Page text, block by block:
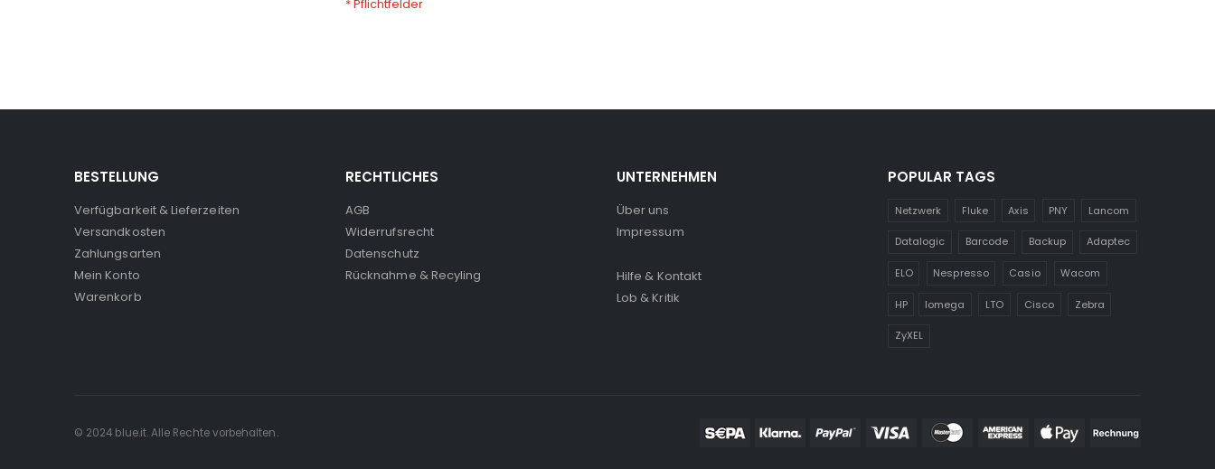
BESTELLUNG
Verfügbarkeit & Lieferzeiten
Versandkosten
Zahlungsarten
Mein Konto
Warenkorb
RECHTLICHES
AGB
Widerrufsrecht
Datenschutz
Rücknahme & Recyling
UNTERNEHMEN
Über uns
Impressum
Hilfe & Kontakt
Lob & Kritik
POPULAR TAGS
Netzwerk Fluke Axis PNY Lancom
Datalogic Barcode Backup Adaptec
ELO Nespresso Casio Wacom
HP Iomega LTO Cisco Zebra
ZyXEL
© 2024 blue.it. Alle Rechte vorbehalten.